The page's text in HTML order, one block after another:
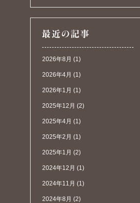
2026年8月 (1)
2026年4月 (1)
2026年1月 (1)
2025年12月 (2)
2025年4月 (1)
2025年2月 (1)
2025年1月 (2)
2024年12月 (1)
2024年11月 (1)
2024年8月 (2)